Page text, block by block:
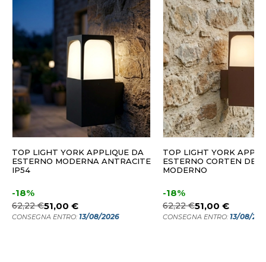
TOP LIGHT YORK APPLIQUE DA
ESTERNO MODERNA ANTRACITE
IP54
-18%
62,22 €51,00 €
CONSEGNA ENTRO: 13/08/2026
TOP LIGHT YORK
ESTERNO CORTEN
MODERNO
-18%
62,22 €51,00 €
CONSEGNA ENTRO: 13/08/